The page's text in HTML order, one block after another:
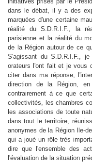
dans le débat, il y a des
marquées d'une certaine
réalité du S.D.R.I.F., la
parisienne et la réalité du
de la Région autour de ce
S'agissant du S.D.R.I.F., je
orateurs l'ont fait et je vous
citer dans ma réponse,
direction de la Région,
contrairement à ce que
collectivités, les chambres
les associations de toute
dans tout le territoire,
anonymes de la Région Ile-
qui a joué un rôle très
dire que l'ensemble des
l'évaluation de la situation